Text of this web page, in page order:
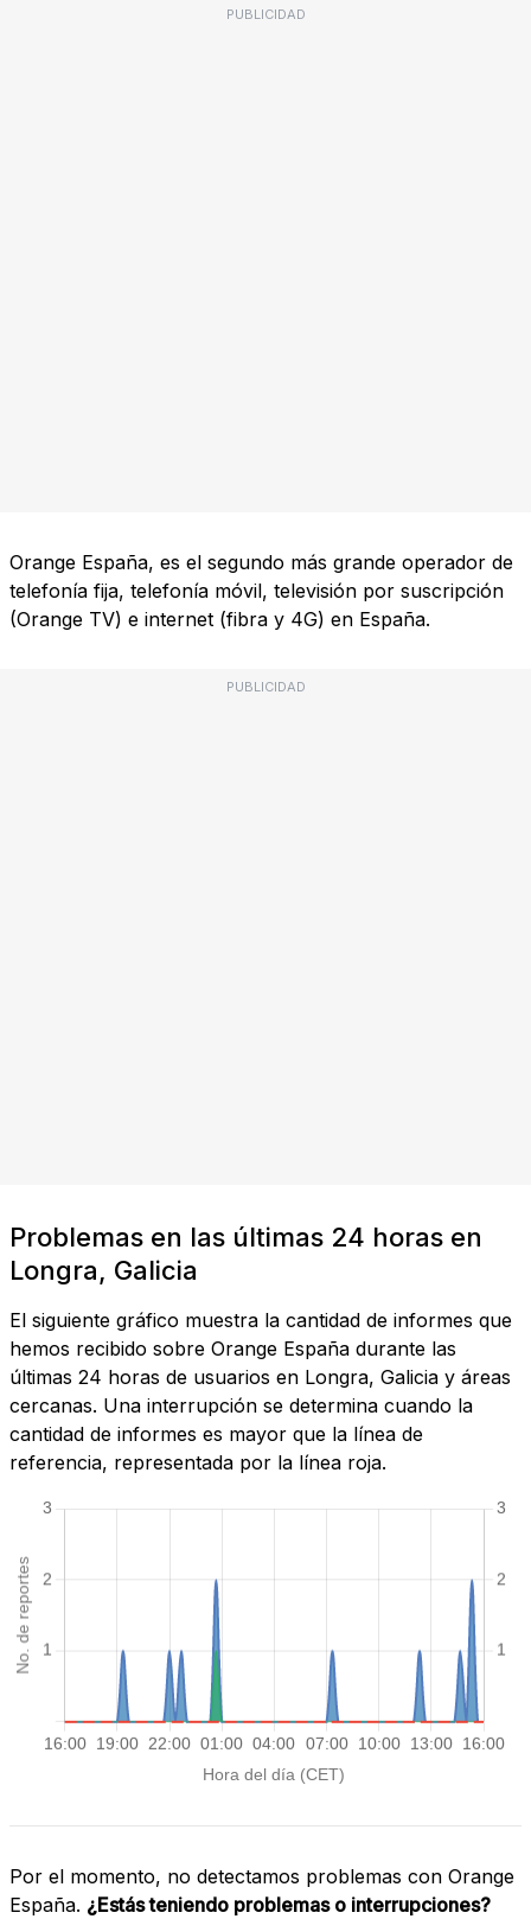
PUBLICIDAD
Orange España, es el segundo más grande operador de
telefonía fija, telefonía móvil, televisión por suscripción
(Orange TV) e internet (fibra y 4G) en España.
PUBLICIDAD
Problemas en las últimas 24 horas en
Longra, Galicia
El siguiente gráfico muestra la cantidad de informes que
hemos recibido sobre Orange España durante las
últimas 24 horas de usuarios en Longra, Galicia y áreas
cercanas. Una interrupción se determina cuando la
cantidad de informes es mayor que la línea de
referencia, representada por la línea roja.
Por el momento, no detectamos problemas con Orange
España. ¿Estás teniendo problemas o interrupciones?